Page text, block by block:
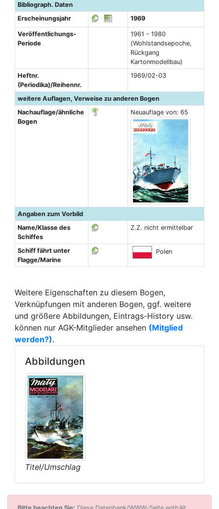
Bibliograph. Daten
Erscheinungsjahr
1969
Veröffentlichungs-
Periode
1961 - 1980
(Wohlstandsepoche,
Rückgang
Kartonmodellbau)
Heftnr.
(Periodika)/Reihennr.
1969/02-03
weitere Auflagen, Verweise zu anderen Bogen
Nachauflage/ähnliche
Bogen
Neuauflage von: 65
Angaben zum Vorbild
Name/Klasse des
Schiffes
Z.Z. nicht ermittelbar
Schiff fährt unter
Flagge/Marine
Polen
Weitere Eigenschaften zu diesem Bogen,
Verknüpfungen mit anderen Bogen, ggf. weitere
und größere Abbildungen, Eintrags-History usw.
können nur AGK-Mitglieder ansehen (Mitglied
werden?).
Abbildungen
Titel/Umschlag